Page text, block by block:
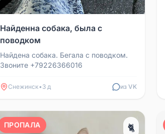
Найденна собака, была с
поводком
Найдена собака. Бегала с поводком.
Звоните +79226366016
Снежинск• 3 д из VK
ПРОПАЛА 🐈